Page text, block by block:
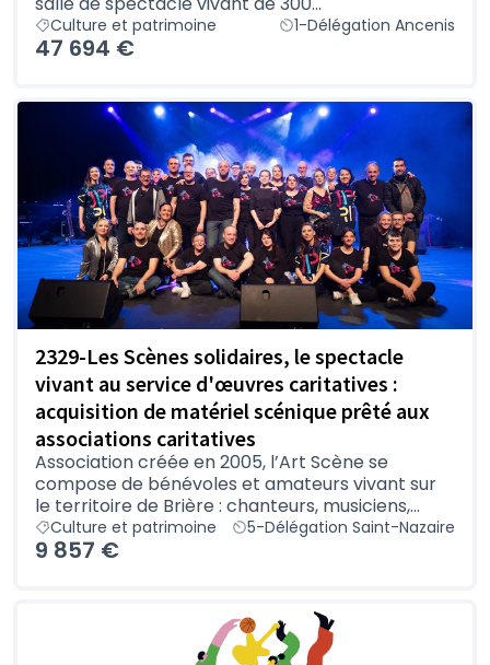
Culture et patrimoine 1-Délégation Ancenis
47 694 €
2329-Les Scènes solidaires, le spectacle
vivant au service d'œuvres caritatives :
acquisition de matériel scénique prêté aux
associations caritatives
Association créée en 2005, l’Art Scène se
compose de bénévoles et amateurs vivant sur
le territoire de Brière : chanteurs, musiciens,...
Culture et patrimoine 5-Délégation Saint-Nazaire
9 857 €